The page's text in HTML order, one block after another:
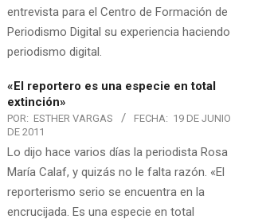
entrevista para el Centro de Formación de
Periodismo Digital su experiencia haciendo
periodismo digital.
«El reportero es una especie en total
extinción»
POR: ESTHER VARGAS FECHA: 19 DE JUNIO
DE 2011
Lo dijo hace varios días la periodista Rosa
María Calaf, y quizás no le falta razón. «El
reporterismo serio se encuentra en la
encrucijada. Es una especie en total